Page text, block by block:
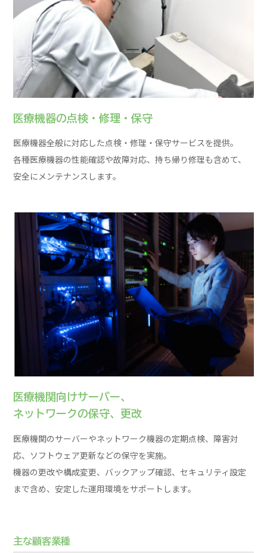
医療機器の点検・修理・保守
医療機器全般に対応した点検・修理・保守サービスを提供。
各種医療機器の性能確認や故障対応、持ち帰り修理も含めて、
安全にメンテナンスします。
医療機関向けサーバー、
ネットワークの保守、更改
医療機関のサーバーやネットワーク機器の定期点検、障害対
応、ソフトウェア更新などの保守を実施。
機器の更改や構成変更、バックアップ確認、セキュリティ設定
まで含め、安定した運用環境をサポートします。
主な顧客業種